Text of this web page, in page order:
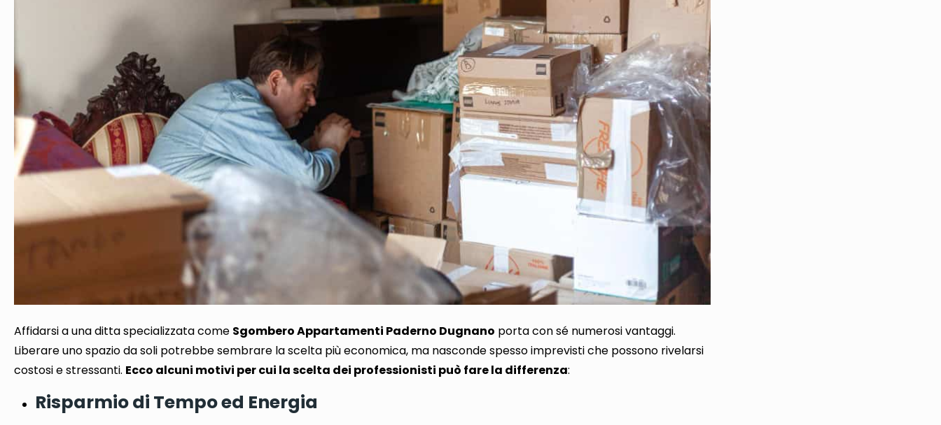
Affidarsi a una ditta specializzata come Sgombero Appartamenti Paderno Dugnano porta con sé numerosi vantaggi.
Liberare uno spazio da soli potrebbe sembrare la scelta più economica, ma nasconde spesso imprevisti che possono rivelarsi
costosi e stressanti. Ecco alcuni motivi per cui la scelta dei professionisti può fare la differenza:
Risparmio di Tempo ed Energia